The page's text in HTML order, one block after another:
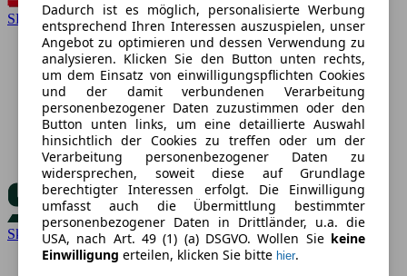
SEAT
Skoda
Dadurch ist es möglich, personalisierte Werbung
entsprechend Ihren Interessen auszuspielen, unser
Angebot zu optimieren und dessen Verwendung zu
analysieren. Klicken Sie den Button unten rechts,
um dem Einsatz von einwilligungspflichten Cookies
und der damit verbundenen Verarbeitung
personenbezogener Daten zuzustimmen oder den
Button unten links, um eine detaillierte Auswahl
hinsichtlich der Cookies zu treffen oder um der
Verarbeitung personenbezogener Daten zu
widersprechen, soweit diese auf Grundlage
berechtigter Interessen erfolgt. Die Einwilligung
umfasst auch die Übermittlung bestimmter
personenbezogener Daten in Drittländer, u.a. die
USA, nach Art. 49 (1) (a) DSGVO. Wollen Sie keine
Einwilligung erteilen, klicken Sie bitte hier.